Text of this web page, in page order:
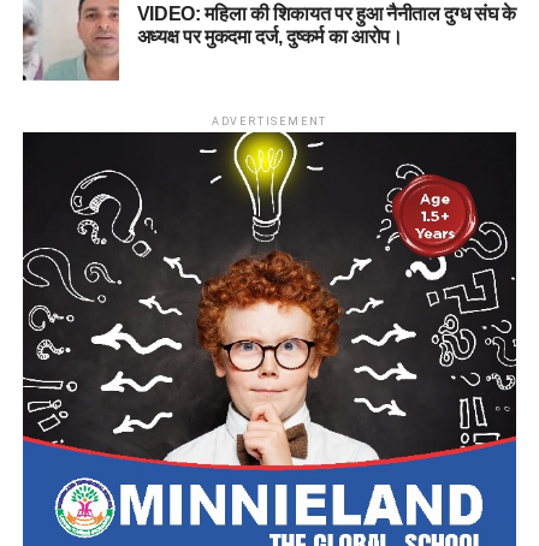
VIDEO: महिला की शिकायत पर हुआ नैनीताल दुग्ध संघ के
अध्यक्ष पर मुकदमा दर्ज, दुष्कर्म का आरोप।
ADVERTISEMENT